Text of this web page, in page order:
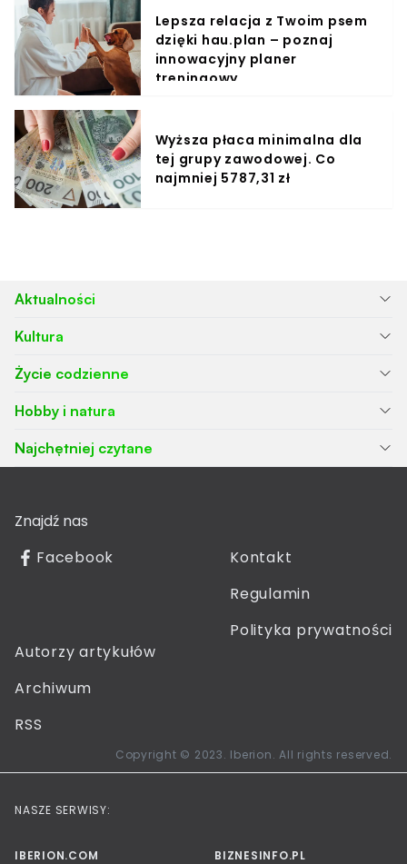
Lepsza relacja z Twoim psem
dzięki hau.plan – poznaj
innowacyjny planer
treningowy
Wyższa płaca minimalna dla
tej grupy zawodowej. Co
najmniej 5787,31 zł
Aktualności
Kultura
Życie codzienne
Hobby i natura
Najchętniej czytane
Znajdź nas
Facebook
Kontakt
Regulamin
Polityka prywatności
Autorzy artykułów
Archiwum
RSS
Copyright © 2023. Iberion. All rights reserved.
NASZE SERWISY:
IBERION.COM BIZNESINFO.PL